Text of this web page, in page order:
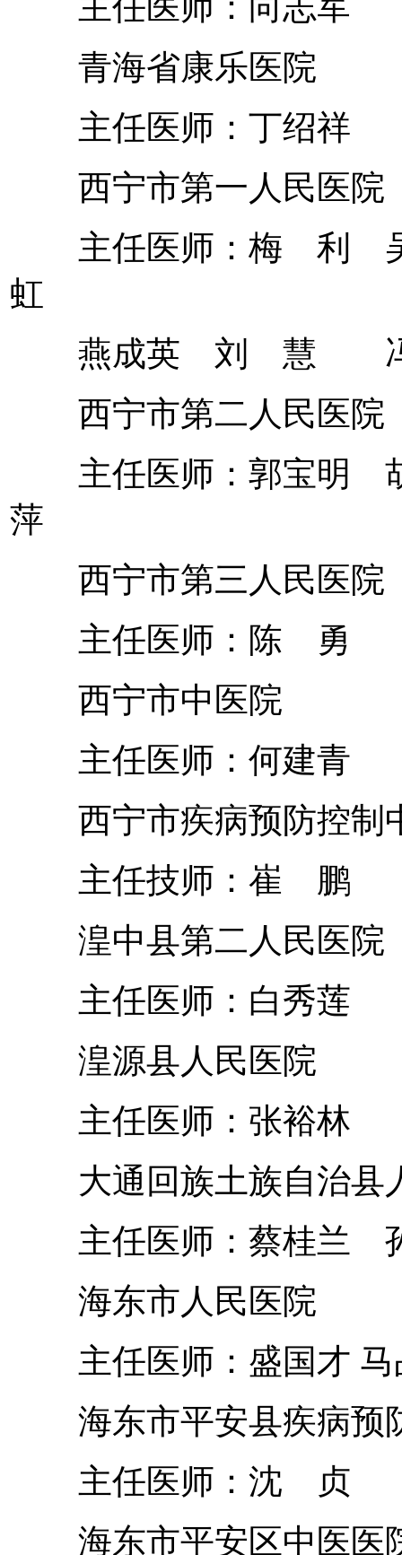
青海省康乐医院
主任医师：丁绍祥
西宁市第一人民医院
主任医师：梅 利
虹
燕成英 刘 慧
西宁市第二人民医院
主任医师：郭宝
萍
西宁市第三人民医院
主任医师：陈 勇
西宁市中医院
主任医师：何建青
西宁市疾病预防控制
主任技师：崔 鹏
湟中县第二人民医院
主任医师：白秀莲
湟源县人民医院
主任医师：张裕林
大通回族土族自治县
主任医师：蔡桂兰
海东市人民医院
主任医师：盛国才 马
海东市平安县疾病预
主任医师：沈 贞
海东市平安区中医医